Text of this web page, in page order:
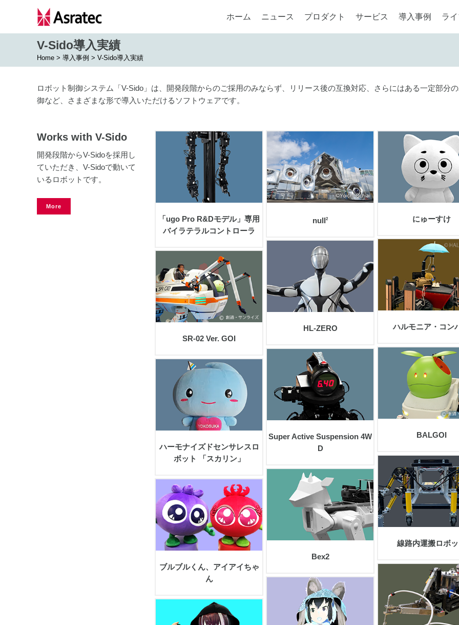
ホーム ニュース プロダクト サービス 導入事例 ラ
V-Sido導入実績
Home > 導入事例 > V-Sido導入実績
ロボット制御システム「V-Sido」は、開発段階からのご採用のみならず、リリース後の互換対応、さらにはある一定部分
御など、さまざまな形で導入いただけるソフトウェアです。
Works with V-Sido
開発段階からV-Sidoを採用し
ていただき、V-Sidoで動いて
いるロボットです。
More
view
「ugo Pro R&Dモデル」専用
バイラテラルコントローラ
view
null2
view
にゅーすけ
view
ハルモニア・コン
view
HL-ZERO
view
SR-02 Ver. GOI
BALGOI
view
Super Active Suspension 4W
D
ハーモナイズドセンサレスロ
ボット 「スカリン」
view
線路内運搬ロボ
view
Bex2
view
ブルブルくん、アイアイちゃ
ん
view
view